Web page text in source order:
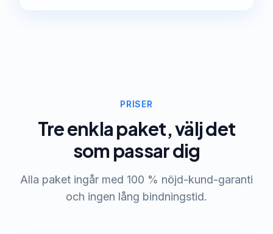
PRISER
Tre enkla paket, välj det
som passar dig
Alla paket ingår med 100 % nöjd-kund-garanti
och ingen lång bindningstid.